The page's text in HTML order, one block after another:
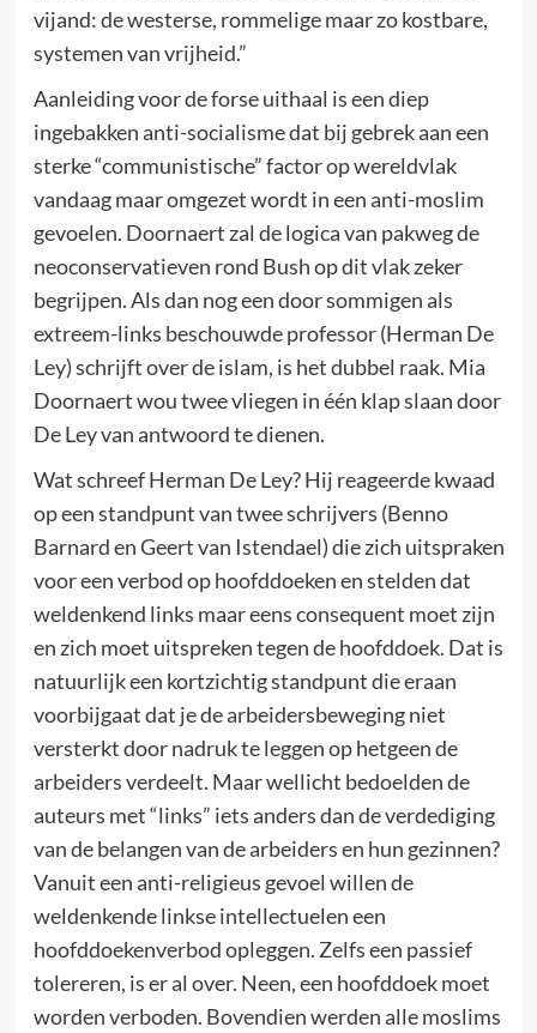
vijand: de westerse, rommelige maar zo kostbare,
systemen van vrijheid.”
Aanleiding voor de forse uithaal is een diep
ingebakken anti-socialisme dat bij gebrek aan een
sterke “communistische” factor op wereldvlak
vandaag maar omgezet wordt in een anti-moslim
gevoelen. Doornaert zal de logica van pakweg de
neoconservatieven rond Bush op dit vlak zeker
begrijpen. Als dan nog een door sommigen als
extreem-links beschouwde professor (Herman De
Ley) schrijft over de islam, is het dubbel raak. Mia
Doornaert wou twee vliegen in één klap slaan door
De Ley van antwoord te dienen.
Wat schreef Herman De Ley? Hij reageerde kwaad
op een standpunt van twee schrijvers (Benno
Barnard en Geert van Istendael) die zich uitspraken
voor een verbod op hoofddoeken en stelden dat
weldenkend links maar eens consequent moet zijn
en zich moet uitspreken tegen de hoofddoek. Dat is
natuurlijk een kortzichtig standpunt die eraan
voorbijgaat dat je de arbeidersbeweging niet
versterkt door nadruk te leggen op hetgeen de
arbeiders verdeelt. Maar wellicht bedoelden de
auteurs met “links” iets anders dan de verdediging
van de belangen van de arbeiders en hun gezinnen?
Vanuit een anti-religieus gevoel willen de
weldenkende linkse intellectuelen een
hoofddoekenverbod opleggen. Zelfs een passief
tolereren, is er al over. Neen, een hoofddoek moet
worden verboden. Bovendien werden alle moslims